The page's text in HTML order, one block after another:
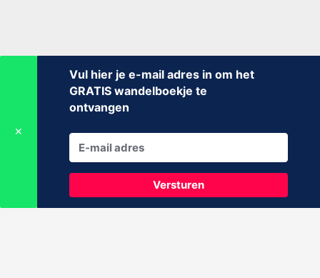
✕
Vul hier je e-mail adres in om het
GRATIS wandelboekje te
ontvangen
Versturen